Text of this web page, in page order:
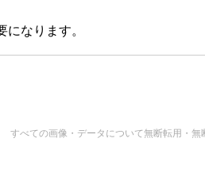
になります。
べての画像・データについて無断転用・無